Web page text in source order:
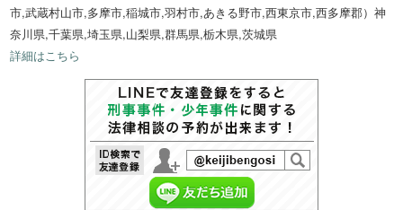
市,武蔵村山市,多摩市,稲城市,羽村市,あきる野市,西東京市,西多摩郡）神
奈川県,千葉県,埼玉県,山梨県,群馬県,栃木県,茨城県
詳細はこちら